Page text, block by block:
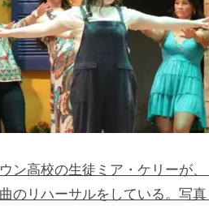
ン高校の生徒ミア・ケリーが
のリハーサルをしている。写真